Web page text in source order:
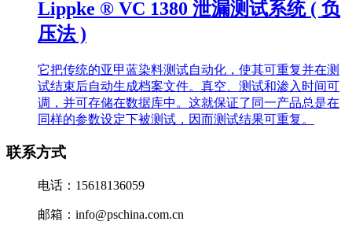
Lippke ® VC 1380 泄漏测试系统 ( 负
压法 )
它把传统的亚甲蓝染料测试自动化，使其可重复并在测
试结束后自动生成档案文件。真空、测试和渗入时间可
调，并可存储在数据库中。这就保证了同一产品总是在
同样的参数设定下被测试，因而测试结果可重复。
联系方式
电话：15618136059
邮箱：info@pschina.com.cn